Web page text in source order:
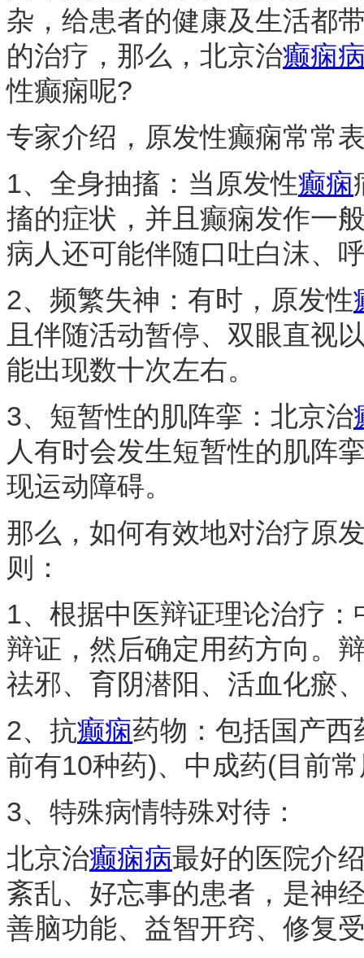
杂，给患者的健康及生活都
的治疗，那么，北京治癫痫
性癫痫呢?
专家介绍，原发性癫痫常常
1、全身抽搐：当原发性癫痫
搐的症状，并且癫痫发作一
病人还可能伴随口吐白沫、
2、频繁失神：有时，原发性
且伴随活动暂停、双眼直视
能出现数十次左右。
3、短暂性的肌阵挛：北京治
人有时会发生短暂性的肌阵
现运动障碍。
那么，如何有效地对治疗原
则：
1、根据中医辩证理论治疗
辩证，然后确定用药方向。
祛邪、育阴潜阳、活血化瘀
2、抗癫痫药物：包括国产
前有10种药)、中成药(目前
3、特殊病情特殊对待：
北京治癫痫病最好的医院介
紊乱、好忘事的患者，是神
善脑功能、益智开窍、修复